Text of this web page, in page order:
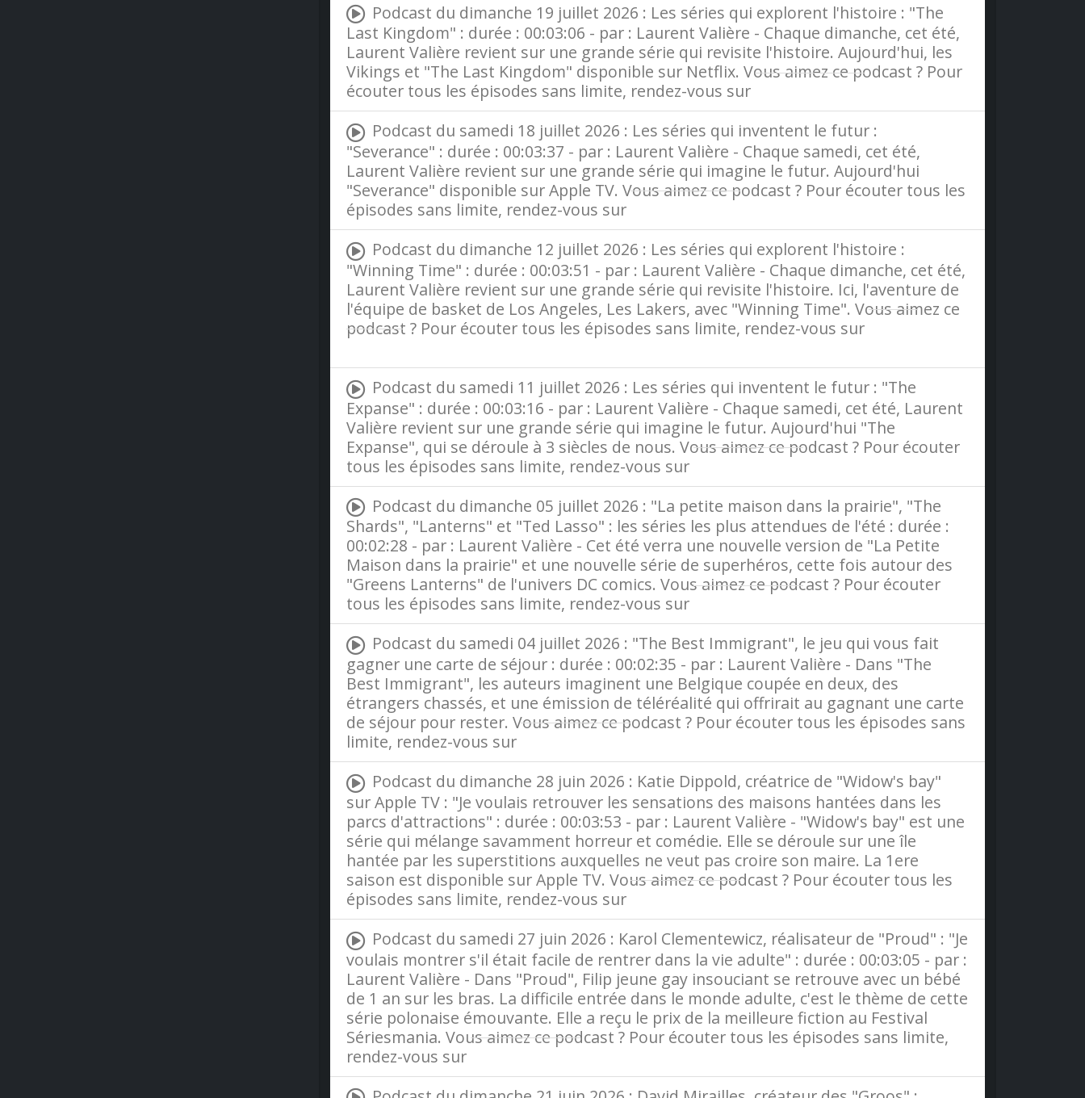
Podcast du dimanche 19 juillet 2026 : Les séries qui explorent l'histoire : "The
Last Kingdom" : durée : 00:03:06 - par : Laurent Valière - Chaque dimanche, cet été,
Laurent Valière revient sur une grande série qui revisite l'histoire. Aujourd'hui, les
Vikings et "The Last Kingdom" disponible sur Netflix. Vous aimez ce podcast ? Pour
écouter tous les épisodes sans limite, rendez-vous sur
Podcast du samedi 18 juillet 2026 : Les séries qui inventent le futur :
"Severance" : durée : 00:03:37 - par : Laurent Valière - Chaque samedi, cet été,
Laurent Valière revient sur une grande série qui imagine le futur. Aujourd'hui
"Severance" disponible sur Apple TV. Vous aimez ce podcast ? Pour écouter tous les
épisodes sans limite, rendez-vous sur
Podcast du dimanche 12 juillet 2026 : Les séries qui explorent l'histoire :
"Winning Time" : durée : 00:03:51 - par : Laurent Valière - Chaque dimanche, cet été,
Laurent Valière revient sur une grande série qui revisite l'histoire. Ici, l'aventure de
l'équipe de basket de Los Angeles, Les Lakers, avec "Winning Time". Vous aimez ce
podcast ? Pour écouter tous les épisodes sans limite, rendez-vous sur
Podcast du samedi 11 juillet 2026 : Les séries qui inventent le futur : "The
Expanse" : durée : 00:03:16 - par : Laurent Valière - Chaque samedi, cet été, Laurent
Valière revient sur une grande série qui imagine le futur. Aujourd'hui "The
Expanse", qui se déroule à 3 siècles de nous. Vous aimez ce podcast ? Pour écouter
tous les épisodes sans limite, rendez-vous sur
Podcast du dimanche 05 juillet 2026 : "La petite maison dans la prairie", "The
Shards", "Lanterns" et "Ted Lasso" : les séries les plus attendues de l'été : durée :
00:02:28 - par : Laurent Valière - Cet été verra une nouvelle version de "La Petite
Maison dans la prairie" et une nouvelle série de superhéros, cette fois autour des
"Greens Lanterns" de l'univers DC comics. Vous aimez ce podcast ? Pour écouter
tous les épisodes sans limite, rendez-vous sur
Podcast du samedi 04 juillet 2026 : "The Best Immigrant", le jeu qui vous fait
gagner une carte de séjour : durée : 00:02:35 - par : Laurent Valière - Dans "The
Best Immigrant", les auteurs imaginent une Belgique coupée en deux, des
étrangers chassés, et une émission de téléréalité qui offrirait au gagnant une carte
de séjour pour rester. Vous aimez ce podcast ? Pour écouter tous les épisodes sans
limite, rendez-vous sur
Podcast du dimanche 28 juin 2026 : Katie Dippold, créatrice de "Widow's bay"
sur Apple TV : "Je voulais retrouver les sensations des maisons hantées dans les
parcs d'attractions" : durée : 00:03:53 - par : Laurent Valière - "Widow's bay" est une
série qui mélange savamment horreur et comédie. Elle se déroule sur une île
hantée par les superstitions auxquelles ne veut pas croire son maire. La 1ere
saison est disponible sur Apple TV. Vous aimez ce podcast ? Pour écouter tous les
épisodes sans limite, rendez-vous sur
Podcast du samedi 27 juin 2026 : Karol Clementewicz, réalisateur de "Proud" : "Je
voulais montrer s'il était facile de rentrer dans la vie adulte" : durée : 00:03:05 - par :
Laurent Valière - Dans "Proud", Filip jeune gay insouciant se retrouve avec un bébé
de 1 an sur les bras. La difficile entrée dans le monde adulte, c'est le thème de cette
série polonaise émouvante. Elle a reçu le prix de la meilleure fiction au Festival
Sériesmania. Vous aimez ce podcast ? Pour écouter tous les épisodes sans limite,
rendez-vous sur